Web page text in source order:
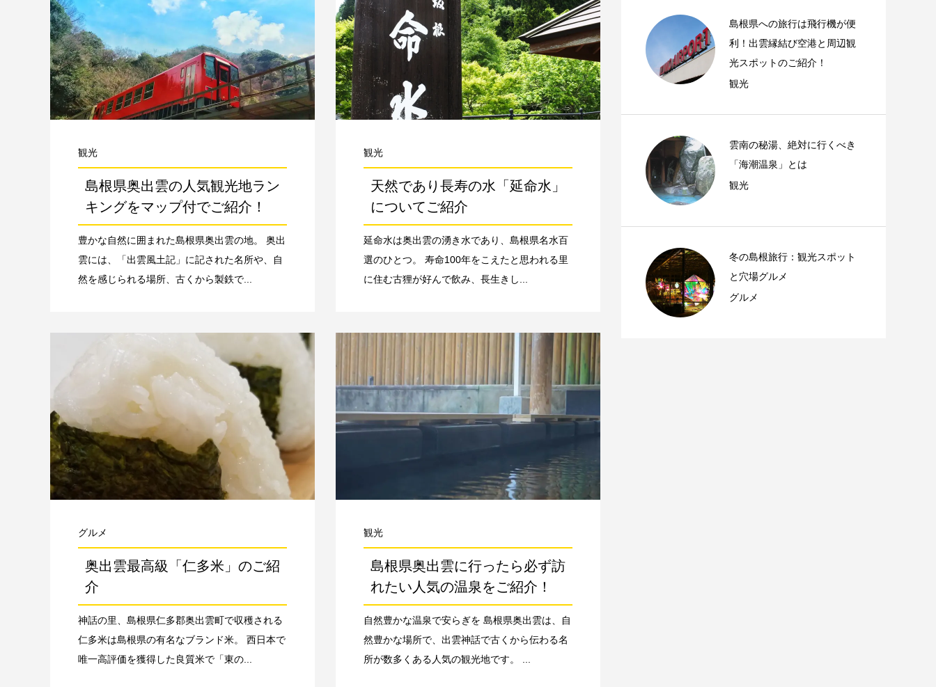
観光
島根県奥出雲の人気観光地ラン
キングをマップ付でご紹介！
豊かな自然に囲まれた島根県奥出雲の地。 奥出
雲には、「出雲風土記」に記された名所や、自
然を感じられる場所、古くから製鉄で...
観光
天然であり長寿の水「延命水」
についてご紹介
延命水は奥出雲の湧き水であり、島根県名水百
選のひとつ。 寿命100年をこえたと思われる里
に住む古狸が好んで飲み、長生きし...
グルメ
奥出雲最高級「仁多米」のご紹
介
神話の里、島根県仁多郡奥出雲町で収穫される
仁多米は島根県の有名なブランド米。 西日本で
唯一高評価を獲得した良質米で「東の...
観光
島根県奥出雲に行ったら必ず訪
れたい人気の温泉をご紹介！
自然豊かな温泉で安らぎを 島根県奥出雲は、自
然豊かな場所で、出雲神話で古くから伝わる名
所が数多くある人気の観光地です。 ...
島根県への旅行は飛行機が便
利！出雲縁結び空港と周辺観
光スポットのご紹介！
観光
雲南の秘湯、絶対に行くべき
「海潮温泉」とは
観光
冬の島根旅行：観光スポット
と穴場グルメ
グルメ